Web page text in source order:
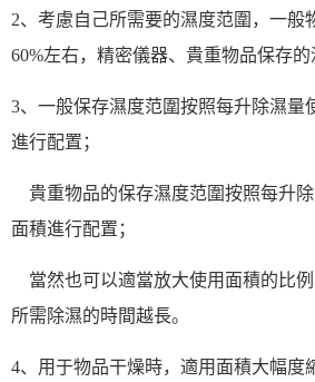
2、考慮自己所需要的濕度范圍，一般
60%左右，精密儀器、貴重物品保存的
3、一般保存濕度范圍按照每升除濕量
進行配置；
貴重物品的保存濕度范圍按照每升除
面積進行配置；
當然也可以適當放大使用面積的比例
所需除濕的時間越長。
4、用于物品干燥時，適用面積大幅度